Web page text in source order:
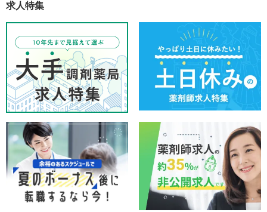
求人特集